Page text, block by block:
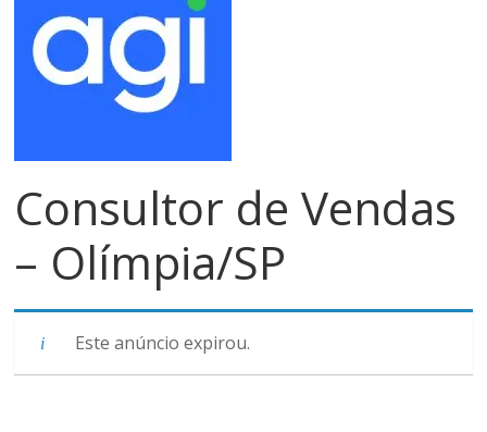
meios
de
pagamentos
Consultor de Vendas
– Olímpia/SP
Este anúncio expirou.